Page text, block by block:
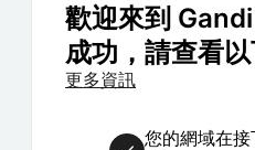
歡迎來到
成功，請查看以
更多資訊
您的網域在接